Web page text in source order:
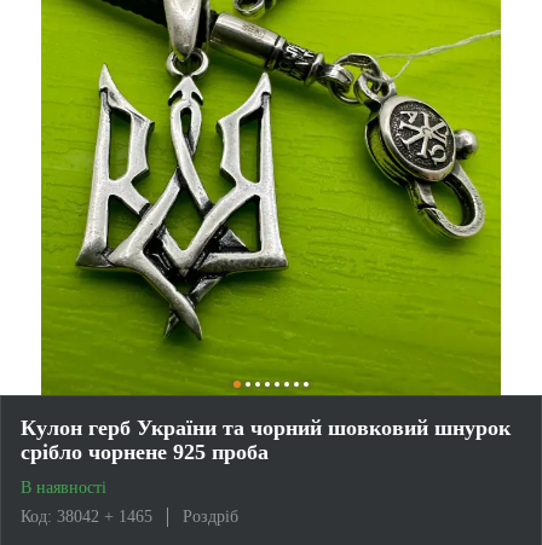
Кулон герб України та чорний шовковий шнурок
срібло чорнене 925 проба
В наявності
Код: 38042 + 1465
Роздріб